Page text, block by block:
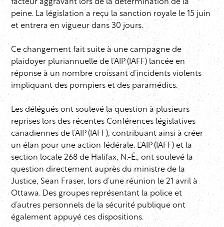
facteur aggravant lors de la détermination de la
peine. La législation a reçu la sanction royale le 15 juin
et entrera en vigueur dans 30 jours.
Ce changement fait suite à une campagne de
plaidoyer pluriannuelle de l’AIP (IAFF) lancée en
réponse à un nombre croissant d’incidents violents
impliquant des pompiers et des paramédics.
Les délégués ont soulevé la question à plusieurs
reprises lors des récentes Conférences législatives
canadiennes de l’AIP (IAFF), contribuant ainsi à créer
un élan pour une action fédérale. L’AIP (IAFF) et la
section locale 268 de Halifax, N.-É., ont soulevé la
question directement auprès du ministre de la
Justice, Sean Fraser, lors d’une réunion le 21 avril à
Ottawa. Des groupes représentant la police et
d’autres personnels de la sécurité publique ont
également appuyé ces dispositions.